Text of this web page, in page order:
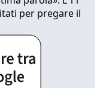
per pregare il